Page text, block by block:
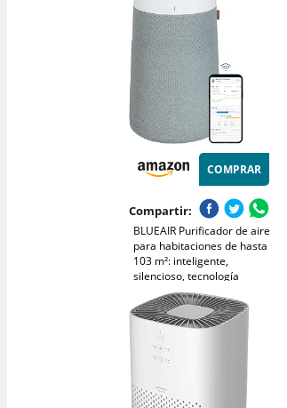
COMPRAR
Compartir:
BLUEAIR Purificador de aire
para habitaciones de hasta
103 m²: inteligente,
silencioso, tecnología
HEPASilent, elimina
alérgenos, caspa de
mascotas, humo, polvo y
moho - Blue Pure 3450i Max